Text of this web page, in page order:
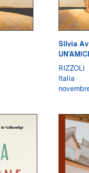
Silvia
RIZZOLI
Italia